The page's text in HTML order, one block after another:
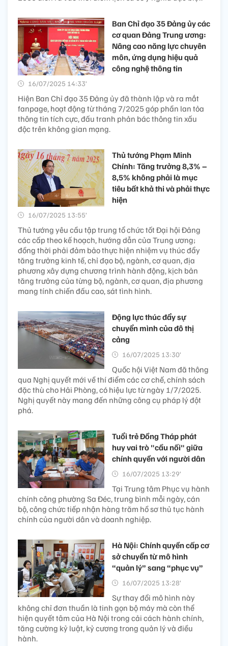
Ban Chỉ đạo 35 Đảng ủy các
cơ quan Đảng Trung ương:
Nâng cao năng lực chuyên
môn, ứng dụng hiệu quả
công nghệ thông tin
16/07/2025 14:33’
Hiện Ban Chỉ đạo 35 Đảng ủy đã thành lập và ra mắt
fanpage, hoạt động từ tháng 7/2025 góp phần lan tỏa
thông tin tích cực, đấu tranh phản bác thông tin xấu
độc trên không gian mạng.
Thủ tướng Phạm Minh
Chính: Tăng trưởng 8,3% –
8,5% không phải là mục
tiêu bất khả thi và phải thực
hiện
16/07/2025 13:55’
Thủ tướng yêu cầu tập trung tổ chức tốt Đại hội Đảng
các cấp theo kế hoạch, hướng dẫn của Trung ương;
đồng thời phải đảm bảo thực hiện nhiệm vụ thúc đẩy
tăng trưởng kinh tế, chỉ đạo bộ, ngành, cơ quan, địa
phương xây dựng chương trình hành động, kịch bản
tăng trưởng của từng bộ, ngành, cơ quan, địa phương
mang tính chiến đấu cao, sát tình hình.
Động lực thúc đẩy sự
chuyển mình của đô thị
cảng
16/07/2025 13:30’
Quốc hội Việt Nam đã thông
qua Nghị quyết mới về thí điểm các cơ chế, chính sách
đặc thù cho Hải Phòng, có hiệu lực từ ngày 1/7/2025.
Nghị quyết này mang đến những công cụ pháp lý đột
phá.
Tuổi trẻ Đồng Tháp phát
huy vai trò "cầu nối" giữa
chính quyền với người dân
16/07/2025 13:29’
Tại Trung tâm Phục vụ hành
chính công phường Sa Đéc, trung bình mỗi ngày, cán
bộ, công chức tiếp nhận hàng trăm hồ sơ thủ tục hành
chính của người dân và doanh nghiệp.
Hà Nội: Chính quyền cấp cơ
sở chuyển từ mô hình
“quản lý” sang “phục vụ”
16/07/2025 13:28’
Sự thay đổi mô hình này
không chỉ đơn thuần là tinh gọn bộ máy mà còn thể
hiện quyết tâm của Hà Nội trong cải cách hành chính,
tăng cường kỷ luật, kỷ cương trong quản lý và điều
hành.